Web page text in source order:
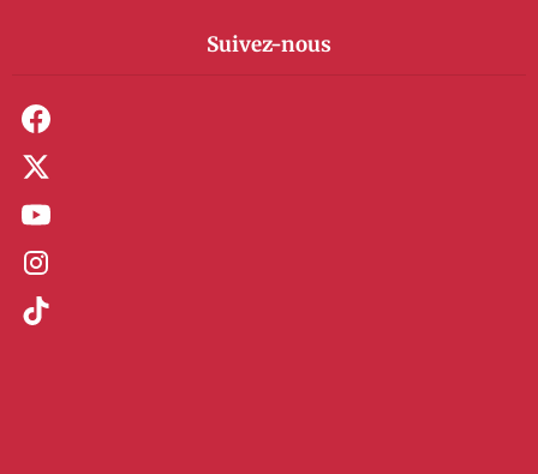
Suivez-nous